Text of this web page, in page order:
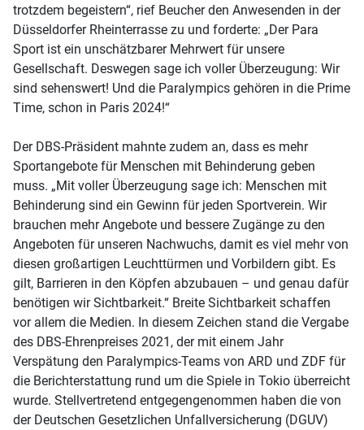
trotzdem begeistern“, rief Beucher den Anwesenden in der
Düsseldorfer Rheinterrasse zu und forderte: „Der Para
Sport ist ein unschätzbarer Mehrwert für unsere
Gesellschaft. Deswegen sage ich voller Überzeugung: Wir
sind sehenswert! Und die Paralympics gehören in die Prime
Time, schon in Paris 2024!“
Der DBS-Präsident mahnte zudem an, dass es mehr
Sportangebote für Menschen mit Behinderung geben
muss. „Mit voller Überzeugung sage ich: Menschen mit
Behinderung sind ein Gewinn für jeden Sportverein. Wir
brauchen mehr Angebote und bessere Zugänge zu den
Angeboten für unseren Nachwuchs, damit es viel mehr von
diesen großartigen Leuchttürmen und Vorbildern gibt. Es
gilt, Barrieren in den Köpfen abzubauen – und genau dafür
benötigen wir Sichtbarkeit.“ Breite Sichtbarkeit schaffen
vor allem die Medien. In diesem Zeichen stand die Vergabe
des DBS-Ehrenpreises 2021, der mit einem Jahr
Verspätung den Paralympics-Teams von ARD und ZDF für
die Berichterstattung rund um die Spiele in Tokio überreicht
wurde. Stellvertretend entgegengenommen haben die von
der Deutschen Gesetzlichen Unfallversicherung (DGUV)